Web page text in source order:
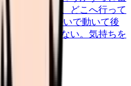
気もするし、どこへ行って
りません。 勢いで動いて後
まる根拠もない。気持ちを
…